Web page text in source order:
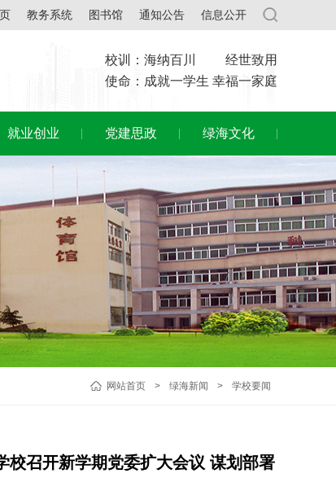
教务系统 图书馆 通知公告 信息公开
校训：海纳百川 经世致用
使命：成就一学生 幸福一家庭
就业创业 党建思政 绿海文化
网站首页 > 绿海新闻 > 学校要闻
校召开新学期党委扩大会议 谋划部署